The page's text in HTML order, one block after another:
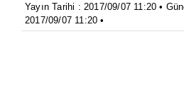
Yayın Tarihi : 2017/09/07 11:20 •
2017/09/07 11:20 •